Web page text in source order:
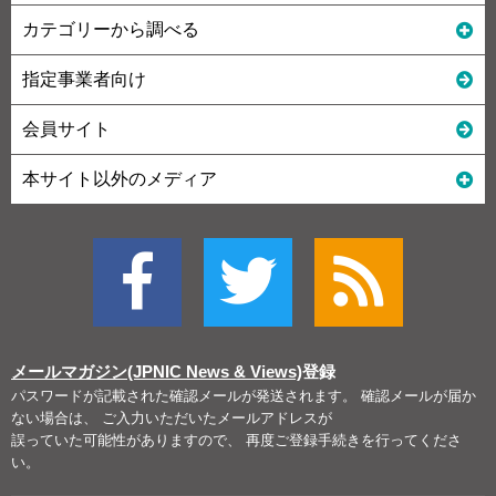
カテゴリーから調べる
指定事業者向け
会員サイト
本サイト以外のメディア
メールマガジン(JPNIC News & Views)登録
パスワードが記載された確認メールが発送されます。 確認メールが届か
ない場合は、 ご入力いただいたメールアドレスが
誤っていた可能性がありますので、 再度ご登録手続きを行ってくださ
い。